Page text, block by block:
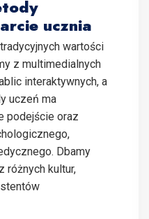
ucznia
wartości
z multimedialnych
interaktywnych, a
uczeń ma
podejście oraz
Dbamy
różnych kultur,